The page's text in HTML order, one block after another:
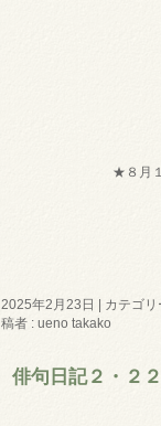
★８月
2025年2月23日 カテゴリ
稿者 : ueno takako
俳句日記２・２２